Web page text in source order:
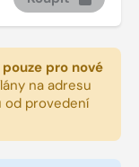
pro nové
na adresu
od provedení